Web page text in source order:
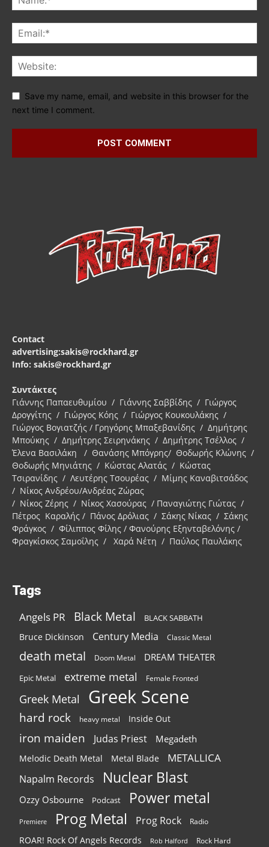
Save my name, email, and website in this browser for the
next time I comment.
Contact
advertising:sakis@rockhard.gr
Info: sakis@rockhard.gr
Συντάκτες
Γιάννης Παπαευθυμίου / Γιάννης Σαββίδης / Γιώργος
Δρογγίτης / Γιώργος Κόης / Γιώργος Κουκουλάκης /
Γιώργος Βογιατζής / Γρηγόρης Μπαξεβανίδης / Δημήτρης
Μπούκης / Δημήτρης Σειρηνάκης / Δημήτρης Τσέλλος /
Έλενα Βασιλάκη / Θανάσης Μπόγρης/ Θοδωρής Κλώνης /
Θοδωρής Μηνιάτης / Κώστας Αλατάς / Κώστας
Τσιρανίδης / Λευτέρης Τσουρέας / Μίμης Καναβιτσάδος
/ Νίκος Ανδρέου/Ανδρέας Ζώρας
/ Νίκος Ζέρης / Νίκος Χασούρας / Παναγιώτης Γιώτας /
Πέτρος Καραλής / Πάνος Δρόλιας / Σάκης Νίκας / Σάκης
Φράγκος / Φίλιππος Φίλης / Φανούρης Εξηνταβελόνης /
Φραγκίσκος Σαμοΐλης / Χαρά Νέτη / Παύλος Παυλάκης
Tags
Angels PR Black Metal BLACK SABBATH
Bruce Dickinson Century Media Classic Metal
death metal Doom Metal DREAM THEATER
Epic Metal extreme metal Female Fronted
Greek Metal Greek Scene
hard rock heavy metal Inside Out
iron maiden Judas Priest Megadeth
Melodic Death Metal Metal Blade METALLICA
Napalm Records Nuclear Blast
Ozzy Osbourne Podcast Power metal
Premiere Prog Metal Prog Rock Radio
ROAR! Rock Of Angels Records Rob Halford Rock Hard